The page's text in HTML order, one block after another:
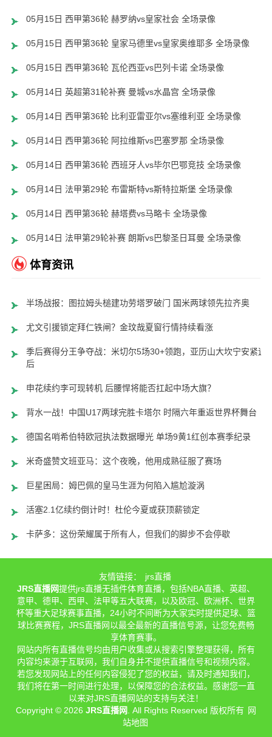
05月15日 西甲第36轮 赫罗纳vs皇家社会 全场录像
05月15日 西甲第36轮 皇家马德里vs皇家奥维耶多 全场录像
05月15日 西甲第36轮 瓦伦西亚vs巴列卡诺 全场录像
05月14日 英超第31轮补赛 曼城vs水晶宫 全场录像
05月14日 西甲第36轮 比利亚雷亚尔vs塞维利亚 全场录像
05月14日 西甲第36轮 阿拉维斯vs巴塞罗那 全场录像
05月14日 西甲第36轮 西班牙人vs毕尔巴鄂竞技 全场录像
05月14日 法甲第29轮 布雷斯特vs斯特拉斯堡 全场录像
05月14日 西甲第36轮 赫塔费vs马略卡 全场录像
05月14日 法甲第29轮补赛 朗斯vs巴黎圣日耳曼 全场录像
体育资讯
半场战报：图拉姆头槌建功劳塔罗破门 国米两球领先拉齐奥
尤文引援锁定拜仁铁闸？金玟哉夏窗行情持续看涨
季后赛得分王争夺战：米切尔5场30+领跑，亚历山大坎宁安紧追
后
申花续约李可现转机 后腰悍将能否扛起中场大旗？
背水一战！中国U17两球完胜卡塔尔 时隔六年重返世界杯舞台
德国名哨希伯特欧冠执法数据曝光 单场9黄1红创本赛季纪录
米奇盛赞文班亚马：这个夜晚，他用成熟征服了赛场
巨星困局：姆巴佩的皇马生涯为何陷入尴尬漩涡
活塞2.1亿续约倒计时！杜伦今夏或获顶薪锁定
卡萨多：这份荣耀属于所有人，但我们的脚步不会停歇
友情链接：
jrs直播
JRS直播网提供jrs直播无插件体育直播，包括NBA直播、英超、
意甲、德甲、西甲、法甲等五大联赛，以及欧冠、欧洲杯、世界
杯等重大足球赛事直播，24小时不间断为大家实时提供足球、篮
球比赛赛程，JRS直播网以最全最新的直播信号源，让您免费畅
享体育赛事。
网站内所有直播信号均由用户收集或从搜索引擎整理获得，所有
内容均来源于互联网，我们自身并不提供直播信号和视频内容。
若您发现网站上的任何内容侵犯了您的权益，请及时通知我们，
我们将在第一时间进行处理，以保障您的合法权益。感谢您一直
以来对JRS直播网站的支持与关注！
Copyright © 2026 JRS直播网 . All Rights Reserved 版权所有 网
站地图